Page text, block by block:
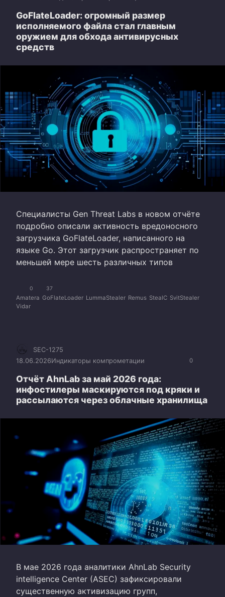
GoFlateLoader: огромный размер
исполняемого файла стал главным
оружием для обхода антивирусных
средств
Специалисты Gen Threat Labs в новом отчёте
подробно описали активность вредоносного
загрузчика GoFlateLoader, написанного на
языке Go. Этот загрузчик распространяет по
меньшей мере шесть различных типов
0 37
Amatera GoFlateLoader LummaStealer Remus StealC SvitStealer
Vidar
0
SEC-1275
18.06.2026Индикаторы компрометации
Отчёт AhnLab за май 2026 года:
инфостилеры маскируются под кряки и
рассылаются через облачные хранилища
В мае 2026 года аналитики AhnLab Security
intelligence Center (ASEC) зафиксировали
существенную активизацию групп,